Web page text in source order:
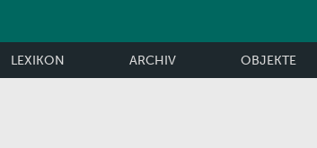
LEXIKON ARCHIV OBJEKTE